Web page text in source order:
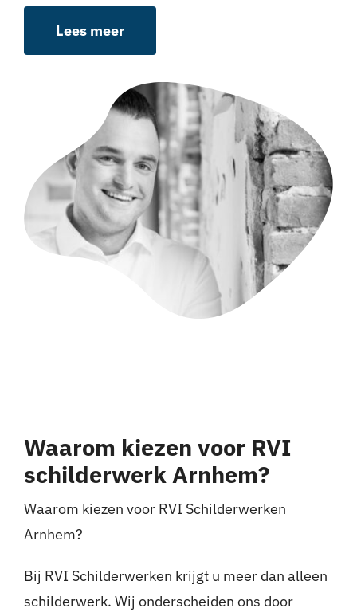
Lees meer
Waarom kiezen voor RVI
schilderwerk Arnhem?
Waarom kiezen voor RVI Schilderwerken
Arnhem?
Bij RVI Schilderwerken krijgt u meer dan alleen
schilderwerk. Wij onderscheiden ons door